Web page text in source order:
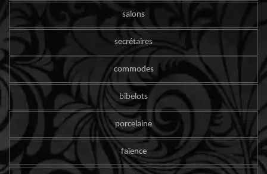
salons
secrétaires
commodes
bibelots
porcelaine
faïence